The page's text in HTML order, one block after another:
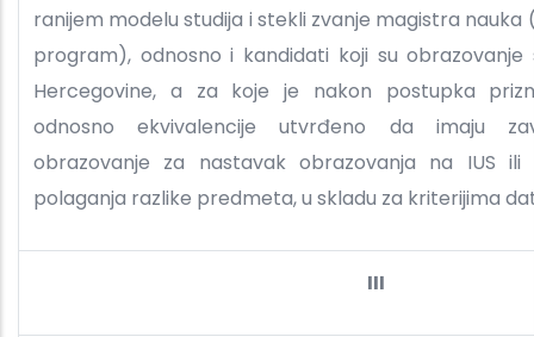
ranijem modelu studija i stekli zvanje magistra
program), odnosno i kandidati koji su obrazovanje
Hercegovine, a za koje je nakon postupka
odnosno ekvivalencije utvrđeno da imaju
obrazovanje za nastavak obrazovanja na IUS
polaganja razlike predmeta, u skladu za kriterijima
III